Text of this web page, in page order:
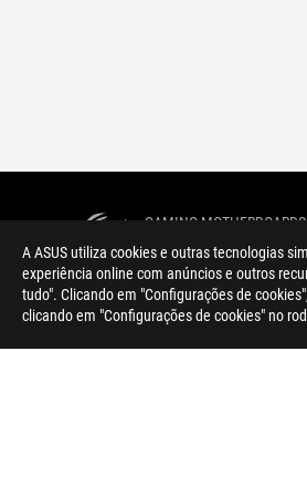
A ASUS utiliza cookies e outras tecnologias
experiência online com anúncios e outros
tudo". Clicando em "Configurações de
clicando em "Configurações de cookies" no
> GAMING MOTHERBOARDS